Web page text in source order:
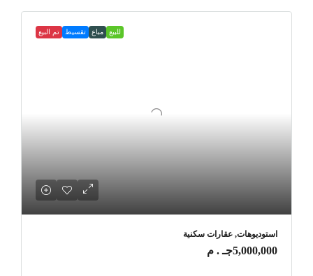
للبيع مباع تقسيط تم البيع
استوديوهات, عقارات سكنية
5,000,000جـ . م